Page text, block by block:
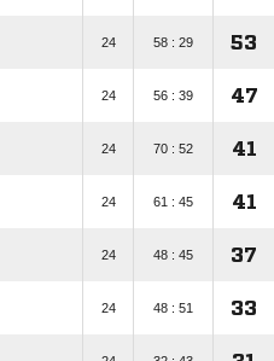
24 58 : 29 53
24 56 : 39 47
24 70 : 52 41
24 61 : 45 41
24 48 : 45 37
24 48 : 51 33